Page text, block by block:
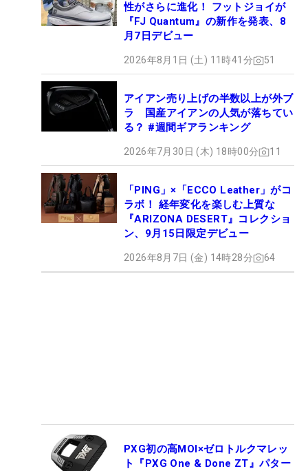
性がさらに進化！ フットジョイが
『FJ Quantum』の新作を発表、8
月7日デビュー
2026年8月1日 (土) 11時41分 51
アイアン売り上げの半数以上が外ブ
ラ 国産アイアンの人気が落ちてい
る？ #週間ギアランキング
2026年7月30日 (木) 18時00分 11
「PING」×「ECCO Leather」がコ
ラボ！ 経年変化を楽しむ上質な
『ARIZONA DESERT』コレクショ
ン、9月15日限定デビュー
2026年8月7日 (金) 14時28分 64
PXG初の高MOI×ゼロトルクマレッ
ト『PXG One & Done ZT』パター